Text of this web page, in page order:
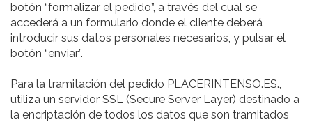
botón “formalizar el pedido”, a través del cual se
accederá a un formulario donde el cliente deberá
introducir sus datos personales necesarios, y pulsar el
botón “enviar”.
Para la tramitación del pedido PLACERINTENSO.ES.,
utiliza un servidor SSL (Secure Server Layer) destinado a
la encriptación de todos los datos que son tramitados